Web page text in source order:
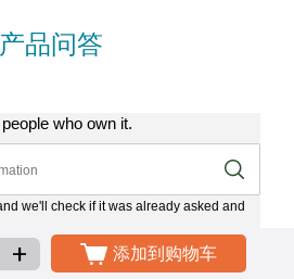
+ 添加到购物车
产品问答